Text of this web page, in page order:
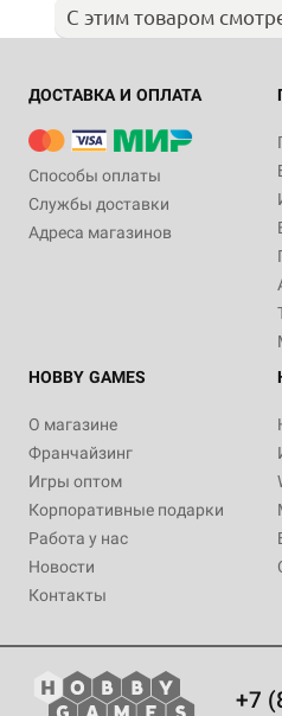
С этим товаром
ДОСТАВКА И ОПЛАТА
Способы оплаты
Службы доставки
Адреса магазинов
HOBBY GAMES
О магазине
Франчайзинг
Игры оптом
Корпоративные подарки
Работа у нас
Новости
Контакты
+7